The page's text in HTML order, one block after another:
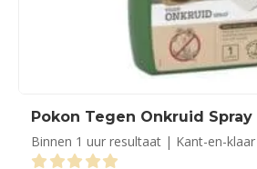
Pokon Tegen Onkruid Spray
Binnen 1 uur resultaat | Kant-en-